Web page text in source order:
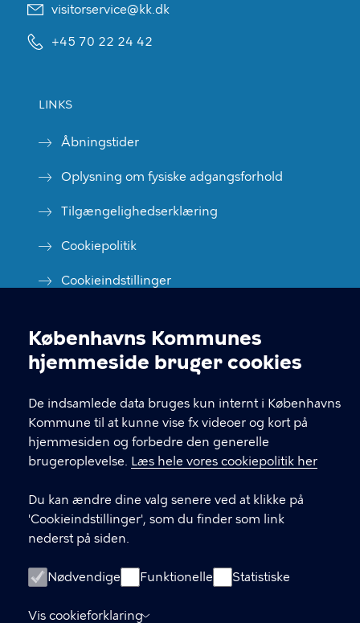
Cookieindstillinger
Københavns Kommunes
hjemmeside bruger cookies
De indsamlede data bruges kun internt i Københavns
Kommune til at kunne vise fx videoer og kort på
hjemmesiden og forbedre den generelle
brugeroplevelse. Læs hele vores cookiepolitik her
Du kan ændre dine valg senere ved at klikke på
'Cookieindstillinger', som du finder som link
nederst på siden.
Nødvendige Funktionelle Statistiske
Vis cookieforklaring
visitorservice@kk.dk
+45 70 22 24 42
LINKS
Åbningstider
Oplysning om fysiske adgangsforhold
Tilgængelighedserklæring
Cookiepolitik
Cookieindstillinger